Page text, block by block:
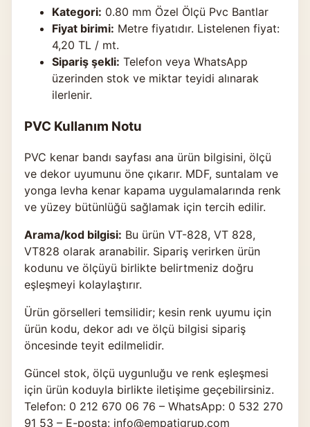
Kategori: 0.80 mm Özel Ölçü Pvc Bantlar
Fiyat birimi: Metre fiyatıdır. Listelenen fiyat:
4,20 TL / mt.
Sipariş şekli: Telefon veya WhatsApp
üzerinden stok ve miktar teyidi alınarak
ilerlenir.
PVC Kullanım Notu
PVC kenar bandı sayfası ana ürün bilgisini, ölçü
ve dekor uyumunu öne çıkarır. MDF, suntalam ve
yonga levha kenar kapama uygulamalarında renk
ve yüzey bütünlüğü sağlamak için tercih edilir.
Arama/kod bilgisi: Bu ürün VT-828, VT 828,
VT828 olarak aranabilir. Sipariş verirken ürün
kodunu ve ölçüyü birlikte belirtmeniz doğru
eşleşmeyi kolaylaştırır.
Ürün görselleri temsilidir; kesin renk uyumu için
ürün kodu, dekor adı ve ölçü bilgisi sipariş
öncesinde teyit edilmelidir.
Güncel stok, ölçü uygunluğu ve renk eşleşmesi
için ürün koduyla birlikte iletişime geçebilirsiniz.
Telefon: 0 212 670 06 76 – WhatsApp: 0 532 270
91 53 – E-posta: info@empatigrup.com